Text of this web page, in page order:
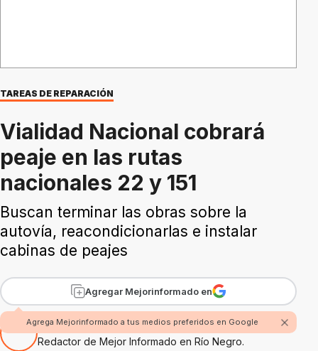
TAREAS DE REPARACIÓN
Vialidad Nacional cobrará
peaje en las rutas
nacionales 22 y 151
Buscan terminar las obras sobre la
autovía, reacondicionarlas e instalar
cabinas de peajes
Agregar Mejorinformado en
Agrega Mejorinformado a tus medios preferidos en Google
Por Fabian Rossi
Redactor de Mejor Informado en Río Negro.